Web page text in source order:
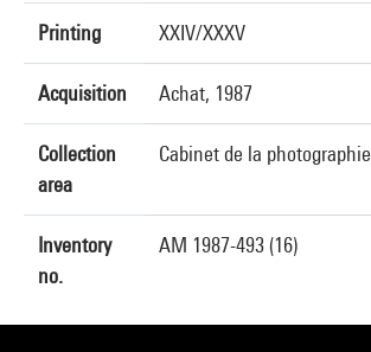
Printing XXIV/XXXV
Acquisition Achat, 1987
Collection
area
Cabinet de la photographie
Inventory
no.
AM 1987-493 (16)